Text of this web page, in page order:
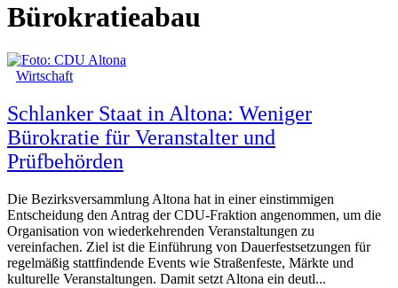
Bürokratieabau
Wirtschaft
Schlanker Staat in Altona: Weniger
Bürokratie für Veranstalter und
Prüfbehörden
Die Bezirksversammlung Altona hat in einer einstimmigen
Entscheidung den Antrag der CDU-Fraktion angenommen, um die
Organisation von wiederkehrenden Veranstaltungen zu
vereinfachen. Ziel ist die Einführung von Dauerfestsetzungen für
regelmäßig stattfindende Events wie Straßenfeste, Märkte und
kulturelle Veranstaltungen. Damit setzt Altona ein deutl...